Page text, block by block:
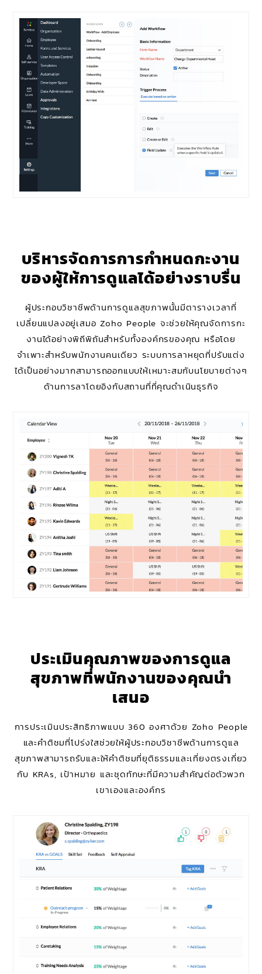
บริหารจัดการการกำหนดกะงาน
ของผู้ให้การดูแลได้อย่างราบรื่น
ผู้ประกอบวิชาชีพด้านการดูแลสุขภาพนั้นมีตารางเวลาที่
เปลี่ยนแปลงอยู่เสมอ Zoho People จะช่วยให้คุณจัดการกะ
งานได้อย่างพิถีพิถันสำหรับทั้งองค์กรของคุณ หรือโดย
จำเพาะสำหรับพนักงานคนเดียว ระบบการลาหยุดที่ปรับแต่ง
ได้เป็นอย่างมากสามารถออกแบบให้เหมาะสมกับนโยบายต่างๆ
ด้านการลาโดยอิงกับสถานที่ที่คุณดำเนินธุรกิจ
ประเมินคุณภาพของการดูแล
สุขภาพที่พนักงานของคุณนำ
เสนอ
การประเมินประสิทธิภาพแบบ 360 องศาด้วย Zoho People
และคำติชมที่โปร่งใสช่วยให้ผู้ประกอบวิชาชีพด้านการดูแล
สุขภาพสามารถรับและให้คำติชมที่ยุติธรรมและเที่ยงตรงเกี่ยว
กับ KRAs, เป้าหมาย และชุดทักษะที่มีความสำคัญต่อตัวพวก
เขาเองและองค์กร